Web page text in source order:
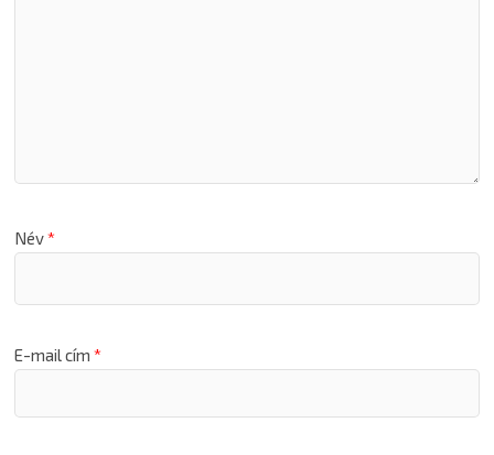
Név*
E-mail cím*